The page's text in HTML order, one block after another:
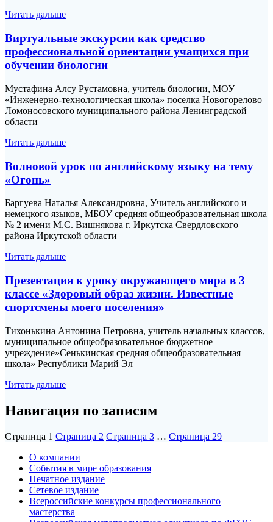
Читать дальше
Виртуальные экскурсии как средство
профессиональной ориентации учащихся при
обучении биологии
Мустафина Алсу Рустамовна, учитель биологии, МОУ
«Инженерно-технологическая школа» поселка Новогорелово
Ломоносовского муниципального района Ленинградской
области
Читать дальше
Волновой урок по английскому языку на тему
«Огонь»
Баргуева Наталья Александровна, Учитель английского и
немецкого языков, МБОУ средняя общеобразовательная школа
№ 2 имени М.С. Вишнякова г. Иркутска Свердловского
района Иркутской области
Читать дальше
Презентация к уроку окружающего мира в 3
классе «Здоровый образ жизни. Известные
спортсмены моего поселения»
Тихонькина Антонина Петровна, учитель начальных классов,
муниципальное общеобразовательное бюджетное
учреждение»Сенькинская средняя общеобразовательная
школа» Республики Марий Эл
Читать дальше
Навигация по записям
Страница 1 Страница 2 Страница 3 … Страница 29
О компании
События в мире образования
Печатное издание
Сетевое издание
Всероссийские конкурсы профессионального
мастерства